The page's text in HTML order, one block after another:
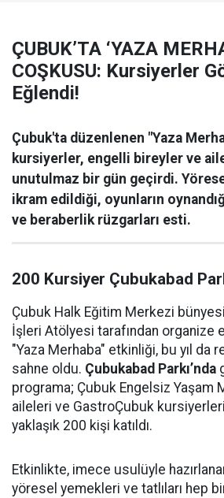
ÇUBUK’TA ‘YAZA
COŞKUSU: Kursiyerler
Eğlendi!
Çubuk'ta düzenlenen "Yaza
kursiyerler, engelli bireyler ve
unutulmaz bir gün geçirdi.
ikram edildiği, oyunların
ve beraberlik rüzgarları esti.
200 Kursiyer Çubukabad
Çubuk Halk Eğitim Merkezi
İşleri Atölyesi tarafından organize
"Yaza Merhaba" etkinliği, bu yıl da
sahne oldu. Çubukabad Parkı’nda
programa; Çubuk Engelsiz Yaşam
aileleri ve GastroÇubuk
yaklaşık 200 kişi katıldı.
Etkinlikte, imece usulüyle
yöresel yemekleri ve tatlıları hep